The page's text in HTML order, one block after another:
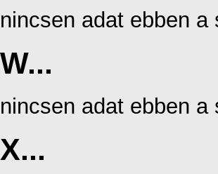
nincsen adat ebben a
W...
nincsen adat ebben a
X...